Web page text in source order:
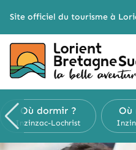
Site officiel du tourisme à
Où dormir ?
Inzinzac-Lochrist
Où